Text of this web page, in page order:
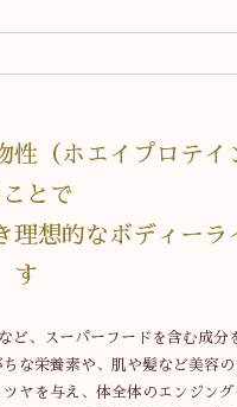
性（ホエイプロテイ
ことで
理想的なボディーラ
す
ど、スーパーフードを含む成分
な栄養素や、肌や髪など美容
ヤを与え、体全体のエンジン